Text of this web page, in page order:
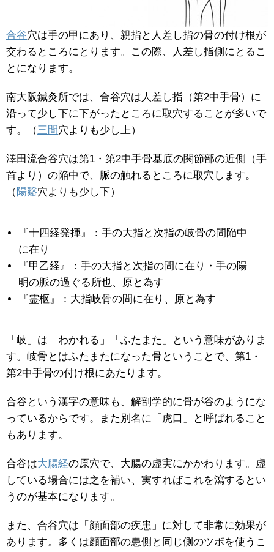
合谷穴は手の甲にあり、親指と人差し指の骨の付け根が
交わるところにとります。この際、人差し指側にとるこ
とになります。
南大阪鍼灸所では、合谷穴は人差し指（第2中手骨）に
沿って少し下に下がったところに取穴することが多いで
す。（三間穴よりも少し上）
澤田流合谷穴は第1・第2中手骨基底の関節部の近側（手
首より）の陥中で、脈の触れるところに取穴します。
（ 陽谿穴よりも少し下）
『十四経発揮』：手の大指と次指の岐骨の間陥中
に在り
『甲乙経』：手の大指と次指の間に在り・手の陽
明の脈の過ぐる所也、原と為す
『霊枢』：大指岐骨の間に在り、原と為す
「岐」は「わかれる」「ふたまた」という意味がありま
す。岐骨とはふたまたになった骨ということで、第1・
第2中手骨の付け根にあたります。
合谷という漢字の意味も、解剖学的に骨が谷のようにな
っているからです。また別名に「虎口」と呼ばれること
もあります。
合谷は大腸経の原穴で、大腸の虚実にかかわります。虚
している場合には之を補い、実すればこれを瀉するとい
うのが基本になります。
また、合谷穴は「顔面部の疾患」に対して非常に効果が
あります。多くは顔面部の患側と同じ側のツボを使うこ